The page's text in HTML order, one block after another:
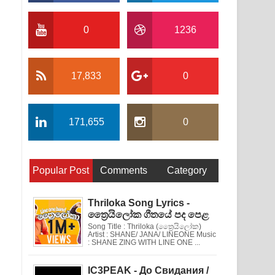
0 1236
17,833 0
171,655 0
Popular Post Comments Category
Thriloka Song Lyrics -
ත්‍රෛයිලෝක ගීතයේ පද පෙළ
Song Title : Thriloka (ත්‍රෛයිලෝක)
Artist : SHANE/ JANA/ LINEONE Music
: SHANE ZING WITH LINE ONE ...
IC3PEAK - До Свидания /